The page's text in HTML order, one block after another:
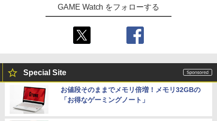
GAME Watch をフォローする
Special Site
お値段そのままでメモリ倍増！メモリ32GBの
「お得なゲーミングノート」